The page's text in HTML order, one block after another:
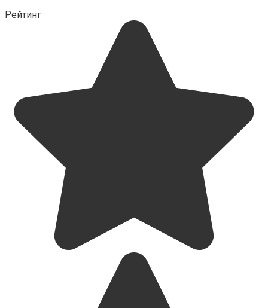
Рейтинг